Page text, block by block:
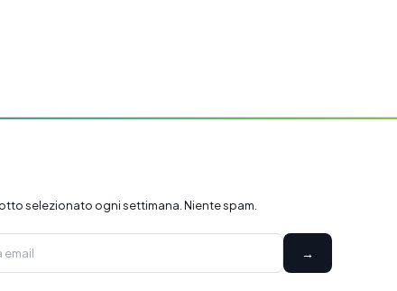
selezionato ogni settimana. Niente spam.
→